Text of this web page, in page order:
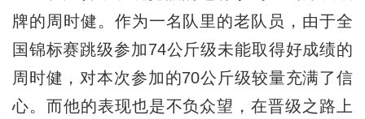
牌的周时健。作为一名队里的老队员，由于全
国锦标赛跳级参加74公斤级未能取得好成绩的
周时健，对本次参加的70公斤级较量充满了信
心。而他的表现也是不负众望，在晋级之路上